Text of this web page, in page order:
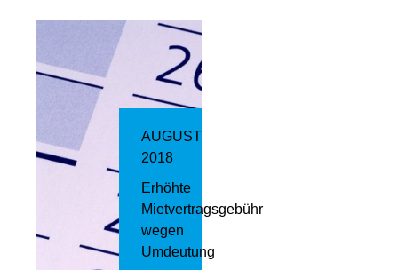
AUGUST
2018
Erhöhte
Mietvertragsgebühr
wegen
Umdeutung